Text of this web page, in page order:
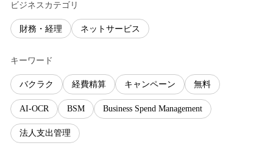
ビジネスカテゴリ
財務・経理 ネットサービス
キーワード
バクラク 経費精算 キャンペーン 無料
AI-OCR BSM Business Spend Management
法人支出管理